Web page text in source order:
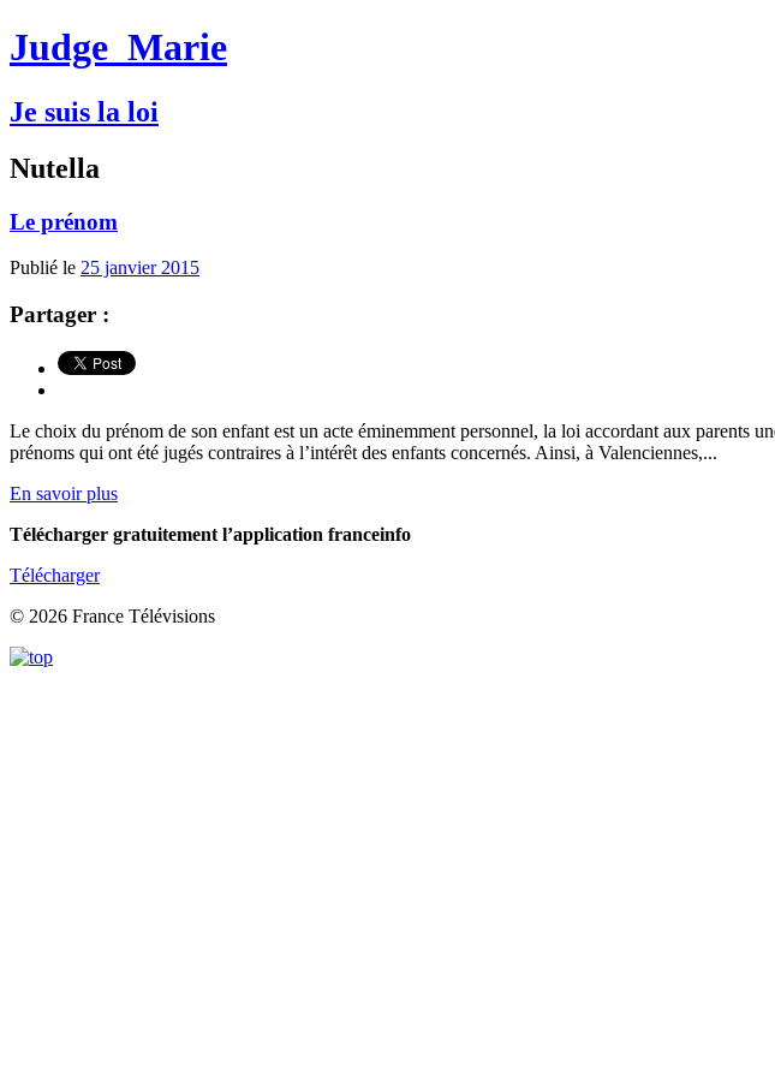
Judge Marie
Je suis la loi
Nutella
Le prénom
Publié le 25 janvier 2015
Partager :
Le choix du prénom de son enfant est un acte éminemment personnel, la loi accordant aux parents
prénoms qui ont été jugés contraires à l’intérêt des enfants concernés. Ainsi, à Valenciennes,...
En savoir plus
Télécharger gratuitement l’application franceinfo
Télécharger
© 2026 France Télévisions